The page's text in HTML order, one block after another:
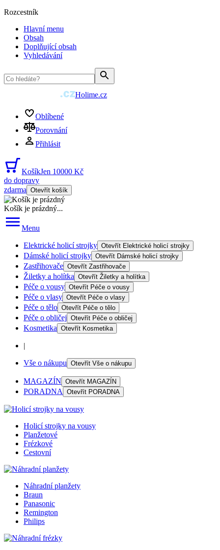
Rozcestník
Hlavní menu
Obsah
Doplňující obsah
Vyhledávání
Holime.cz
Oblíbené
Porovnání
Přihlásit
KošíkJen 10000 Kč
do dopravy
zdarma Otevřít košík
Košík je prázdný...
Menu
Elektrické holicí strojky Otevřít Elektrické holicí strojky
Dámské holicí strojky Otevřít Dámské holicí strojky
Zastřihovače Otevřít Zastřihovače
Žiletky a holítka Otevřít Žiletky a holítka
Péče o vousy Otevřít Péče o vousy
Péče o vlasy Otevřít Péče o vlasy
Péče o tělo Otevřít Péče o tělo
Péče o obličej Otevřít Péče o obličej
Kosmetika Otevřít Kosmetika
|
Vše o nákupu Otevřít Vše o nákupu
MAGAZÍN Otevřít MAGAZÍN
PORADNA Otevřít PORADNA
Holicí strojky na vousy
Planžetové
Frézkové
Cestovní
Náhradní planžety
Braun
Panasonic
Remington
Philips